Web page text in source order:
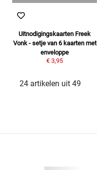
Uitnodigingskaarten Freek
Vonk - setje van 6 kaarten met
enveloppe
€ 3,95
24 artikelen uit 49